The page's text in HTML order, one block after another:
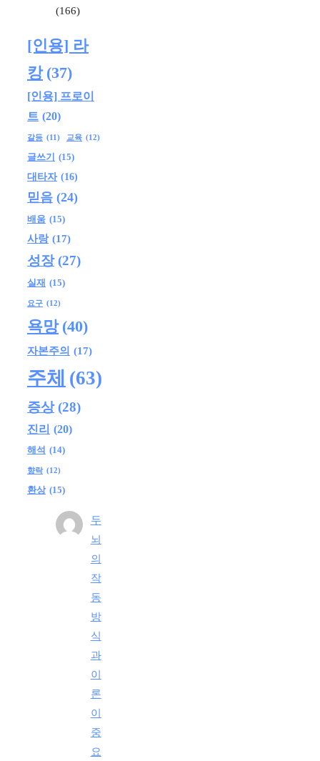
(166)
[인용] 라
캉 (37)
[인용] 프로이
트 (20)
갈등 (11) 교육 (12)
글쓰기
(15)
대타자 (16)
믿음 (24)
배움 (15)
사랑 (17)
성장 (27)
실재 (15)
요구 (12)
욕망 (40)
자본주의 (17)
주체 (63)
증상 (28)
진리 (20)
해석 (14)
향락 (12)
환상 (15)
두
뇌
의
작
동
방
식
과
이
론
이
중
요